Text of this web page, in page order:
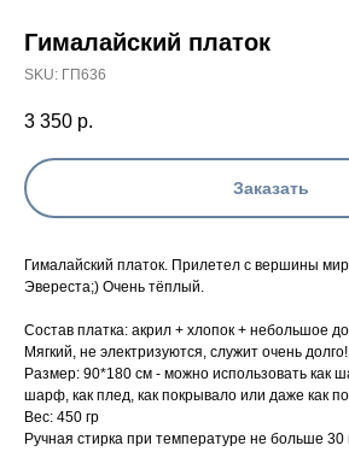
Гималайский платок
SKU: ГП636
3 350 р.
Заказать
Гималайский платок. Прилетел с вершины
Эвереста;) Очень тёплый.
Состав платка: акрил + хлопок + небольшое
Мягкий, не электризуются, служит очень долго!
Размер: 90*180 см - можно использовать как
шарф, как плед, как покрывало или даже как
Вес: 450 гр
Ручная стирка при температуре не больше 30